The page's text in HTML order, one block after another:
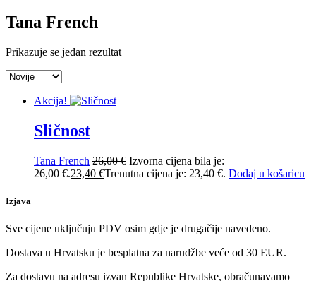
Tana French
Prikazuje se jedan rezultat
Akcija!
Sličnost
Tana French 26,00€ Izvorna cijena bila je:
26,00 €.23,40 €Trenutna cijena je: 23,40 €. Dodaj u košaricu
Izjava
Sve cijene uključuju PDV osim gdje je drugačije navedeno.
Dostava u Hrvatsku je besplatna za narudžbe veće od 30 EUR.
Za dostavu na adresu izvan Republike Hrvatske, obračunavamo